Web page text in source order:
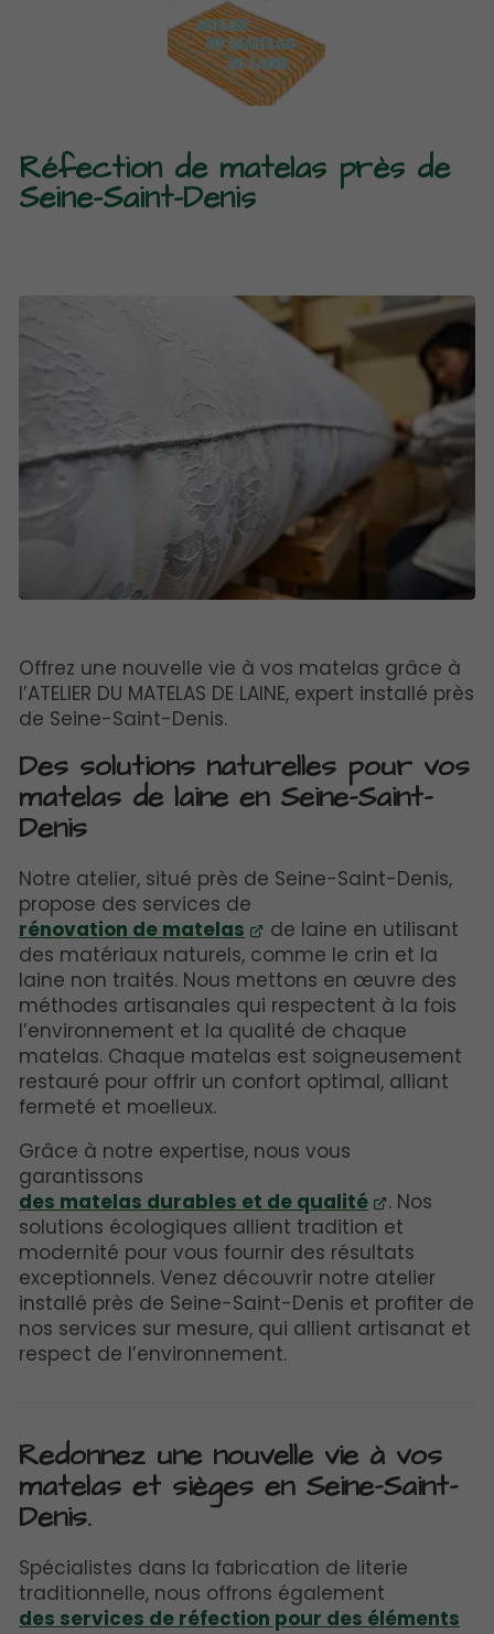
Réfection de matelas près de
Seine-Saint-Denis
Offrez une nouvelle vie à vos matelas grâce à
l’ATELIER DU MATELAS DE LAINE, expert installé près
de Seine-Saint-Denis.
Des solutions naturelles pour vos
matelas de laine en Seine-Saint-
Denis
Notre atelier, situé près de Seine-Saint-Denis,
propose des services de
rénovation de matelas
de laine en utilisant
des matériaux naturels, comme le crin et la
laine non traités. Nous mettons en œuvre des
méthodes artisanales qui respectent à la fois
l’environnement et la qualité de chaque
matelas. Chaque matelas est soigneusement
restauré pour offrir un confort optimal, alliant
fermeté et moelleux.
Grâce à notre expertise, nous vous
garantissons
des matelas durables et de qualité
. Nos
solutions écologiques allient tradition et
modernité pour vous fournir des résultats
exceptionnels. Venez découvrir notre atelier
installé près de Seine-Saint-Denis et profiter de
nos services sur mesure, qui allient artisanat et
respect de l’environnement.
Redonnez une nouvelle vie à vos
matelas et sièges en Seine-Saint-
Denis.
Spécialistes dans la fabrication de literie
traditionnelle, nous offrons également
des services de réfection pour des éléments